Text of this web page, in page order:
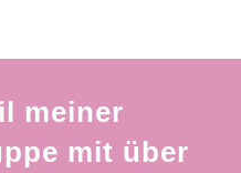
meiner
mit über